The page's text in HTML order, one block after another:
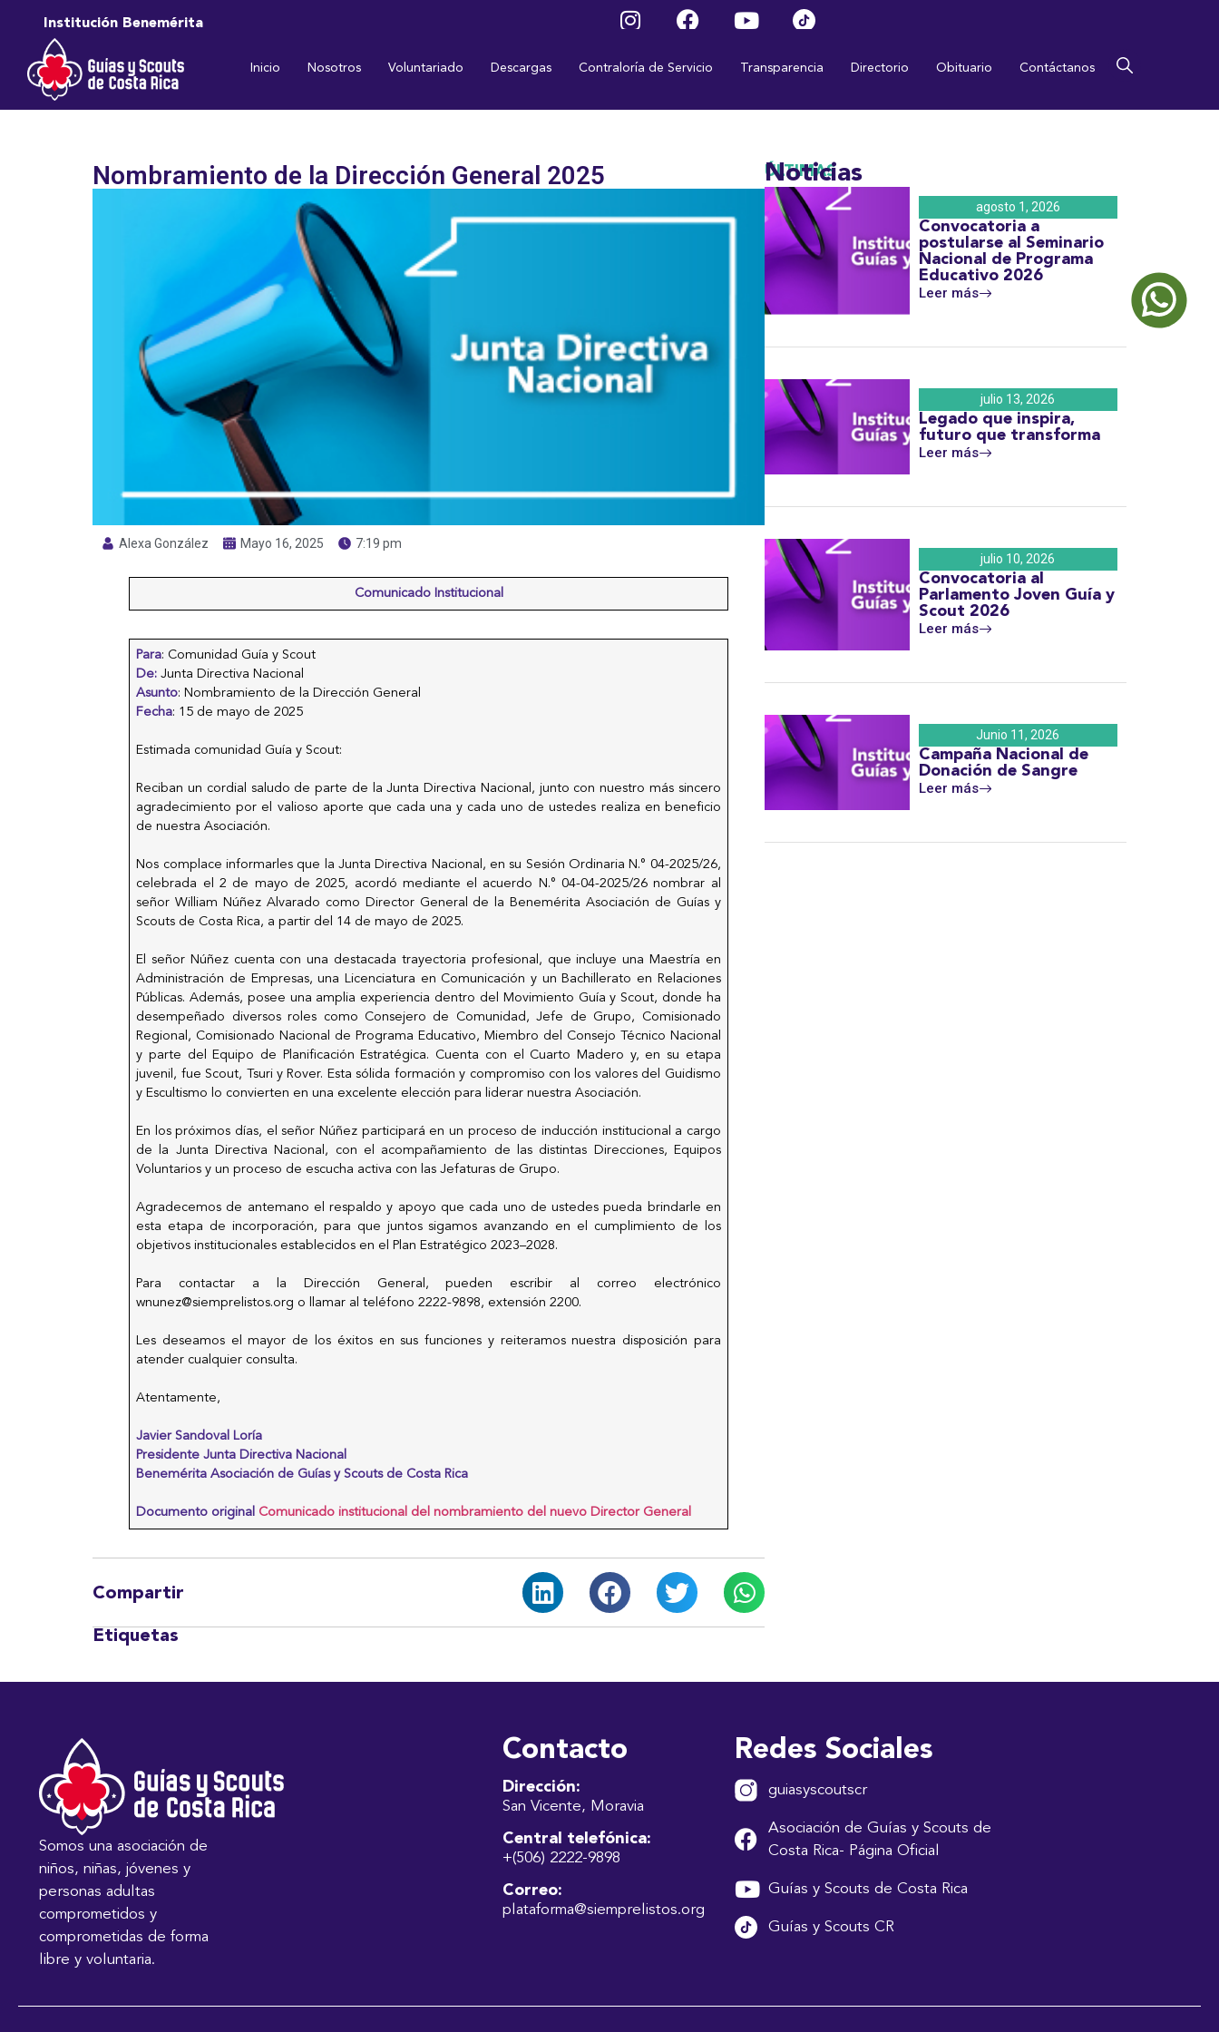
Institución Benemérita
Inicio Nosotros Voluntariado Descargas Contraloría de Servicio Transparencia Directorio Obituario Contáctanos
Nombramiento de la Dirección General 2025
Alexa González Mayo 16, 2025 7:19 pm
Comunicado Institucional
Para: Comunidad Guía y Scout
De: Junta Directiva Nacional
Asunto: Nombramiento de la Dirección General
Fecha: 15 de mayo de 2025
Estimada comunidad Guía y Scout:
Reciban un cordial saludo de parte de la Junta Directiva Nacional, junto con nuestro más sincero
agradecimiento por el valioso aporte que cada una y cada uno de ustedes realiza en beneficio
de nuestra Asociación.
Nos complace informarles que la Junta Directiva Nacional, en su Sesión Ordinaria N.° 04-2025/26,
celebrada el 2 de mayo de 2025, acordó mediante el acuerdo N.° 04-04-2025/26 nombrar al
señor William Núñez Alvarado como Director General de la Benemérita Asociación de Guías y
Scouts de Costa Rica, a partir del 14 de mayo de 2025.
El señor Núñez cuenta con una destacada trayectoria profesional, que incluye una Maestría en
Administración de Empresas, una Licenciatura en Comunicación y un Bachillerato en Relaciones
Públicas. Además, posee una amplia experiencia dentro del Movimiento Guía y Scout, donde ha
desempeñado diversos roles como Consejero de Comunidad, Jefe de Grupo, Comisionado
Regional, Comisionado Nacional de Programa Educativo, Miembro del Consejo Técnico Nacional
y parte del Equipo de Planificación Estratégica. Cuenta con el Cuarto Madero y, en su etapa
juvenil, fue Scout, Tsuri y Rover. Esta sólida formación y compromiso con los valores del Guidismo
y Escultismo lo convierten en una excelente elección para liderar nuestra Asociación.
En los próximos días, el señor Núñez participará en un proceso de inducción institucional a cargo
de la Junta Directiva Nacional, con el acompañamiento de las distintas Direcciones, Equipos
Voluntarios y un proceso de escucha activa con las Jefaturas de Grupo.
Agradecemos de antemano el respaldo y apoyo que cada uno de ustedes pueda brindarle en
esta etapa de incorporación, para que juntos sigamos avanzando en el cumplimiento de los
objetivos institucionales establecidos en el Plan Estratégico 2023–2028.
Para contactar a la Dirección General, pueden escribir al correo electrónico
wnunez@siemprelistos.org o llamar al teléfono 2222-9898, extensión 2200.
Les deseamos el mayor de los éxitos en sus funciones y reiteramos nuestra disposición para
atender cualquier consulta.
Atentamente,
Javier Sandoval Loría
Presidente Junta Directiva Nacional
Benemérita Asociación de Guías y Scouts de Costa Rica
Documento original Comunicado institucional del nombramiento del nuevo Director General
Compartir
Etiquetas
ÚLTIMAS
Noticias
agosto 1, 2026
Convocatoria a
postularse al Seminario
Nacional de Programa
Educativo 2026
Leer más
julio 13, 2026
Legado que inspira,
futuro que transforma
Leer más
julio 10, 2026
Convocatoria al
Parlamento Joven Guía y
Scout 2026
Leer más
Junio 11, 2026
Campaña Nacional de
Donación de Sangre
Leer más
Somos una asociación de
niños, niñas, jóvenes y
personas adultas
comprometidos y
comprometidas de forma
libre y voluntaria.
Contacto
Dirección:
San Vicente, Moravia
Central telefónica:
+(506) 2222-9898
Correo:
plataforma@siemprelistos.org
Redes Sociales
guiasyscoutscr
Asociación de Guías y Scouts de
Costa Rica- Página Oficial
Guías y Scouts de Costa Rica
Guías y Scouts CR